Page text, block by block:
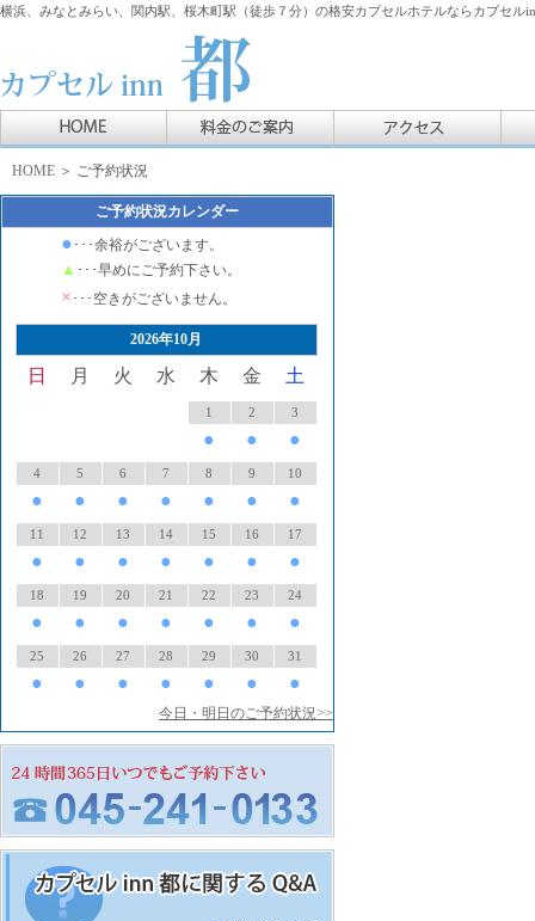
横浜、みなとみらい、関内駅、桜木町駅（徒歩７分）の格安カプセルホテルならカプセル
HOME ＞ ご予約状況
ご予約状況カレンダー
● ･･･余裕がございます。
▲ ･･･早めにご予約下さい。
× ･･･空きがございません。
2026年10月
日 月 火 水 木 金 土
1
●
2
●
3
●
4
●
5
●
6
●
7
●
8
●
9
●
10
●
11
●
12
●
13
●
14
●
15
●
16
●
17
●
18
●
19
●
20
●
21
●
22
●
23
●
24
●
25
●
26
●
27
●
28
●
29
●
30
●
31
●
今日・明日のご予約状況>>